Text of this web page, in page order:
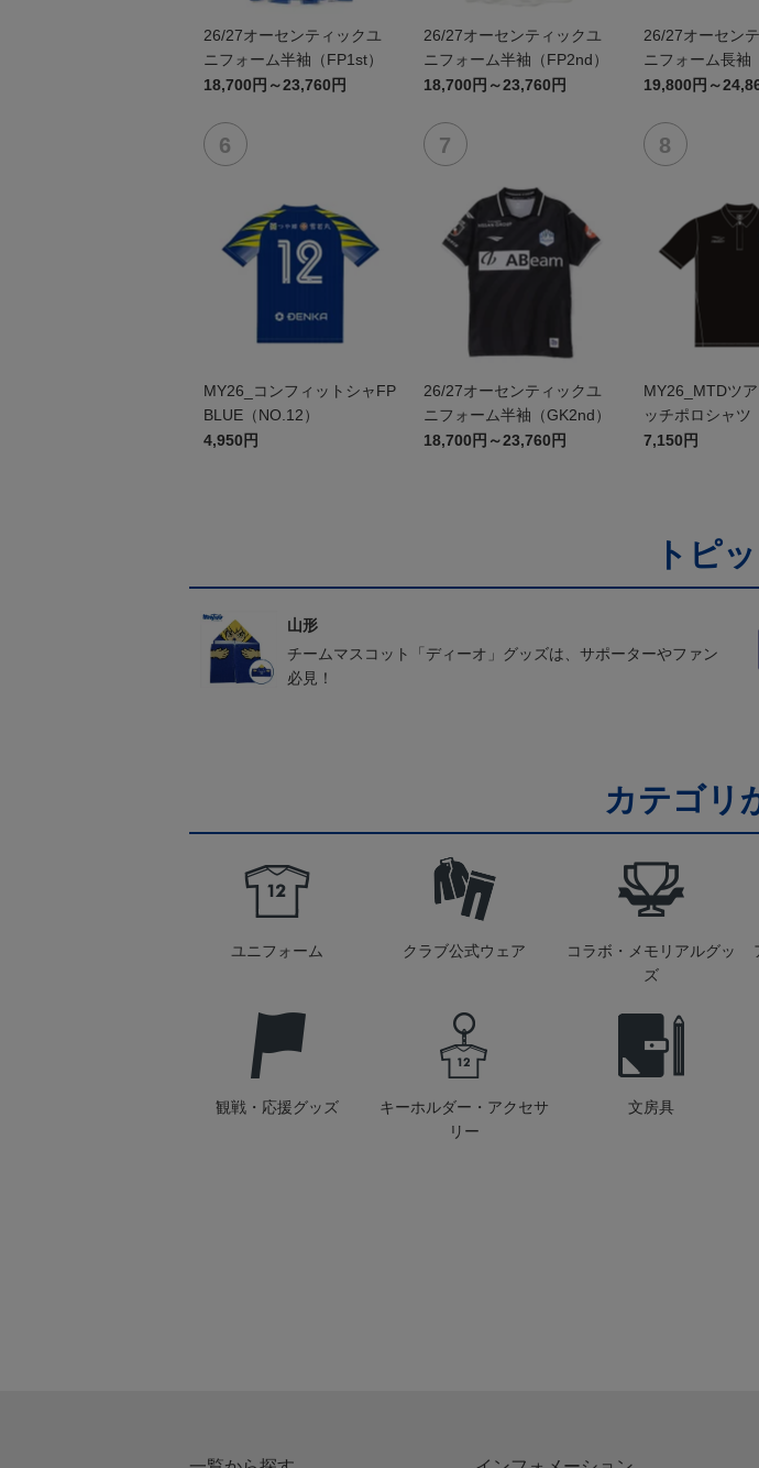
26/27オーセンティックユ
ニフォーム半袖（FP1st）
18,700円～23,760円
26/27オーセンティックユ
ニフォーム半袖（FP2nd）
18,700円～23,760円
26/27オーセン
ニフォーム長袖
19,800円～
MY26_コンフィットシャFP
BLUE（NO.12）
4,950円
26/27オーセンティックユ
ニフォーム半袖（GK2nd）
18,700円～23,760円
MY26_MTDツ
ッチポロシャツ
7,150円
トピ
山形
チームマスコット「ディーオ」グッズは、サポーターやファン
必見！
カテゴリ
ユニフォーム クラブ公式ウェア
コラボ・メモリアルグッ
ズ
観戦・応援グッズ
キーホルダー・アクセサ
リー
文房具